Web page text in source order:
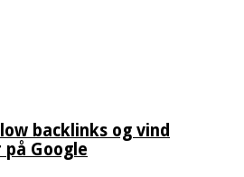
backlinks og vind
Google